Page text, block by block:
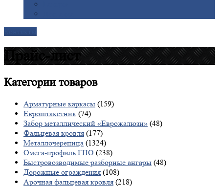
Прайс-лист
Категориитоваров
Арматурные каркасы (159)
Евроштакетник (74)
Забор металлический «Еврожалюзи» (48)
Фальцевая кровля (177)
Металлочерепица (1324)
Омега-профиль ГПО (238)
Быстровозводимые разборные ангары (48)
Дорожные ограждения (108)
Арочная фальцевая кровля (218)